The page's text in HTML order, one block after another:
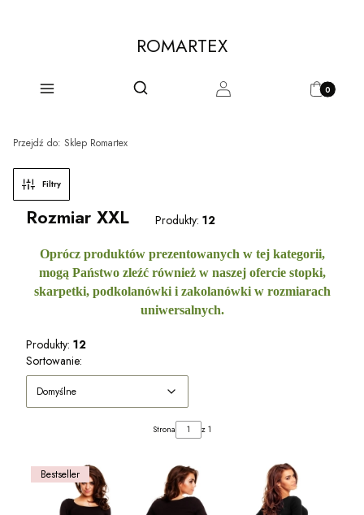
ROMARTEX
Menu Otwórz wyszukiwarkę
Szukaj Zaloguj się Produkty
Koszyk
Przejdź do: Sklep Romartex
Filtry
Rozmiar XXL Produkty: 12
Oprócz produktów prezentowanych w tej kategorii,
mogą Państwo zleźć również w naszej ofercie stopki,
skarpetki, podkolanówki i zakolanówki w rozmiarach
uniwersalnych.
Produkty: 12
Lista produktów
Sortowanie:
Domyślne
Strona z 1
Bestseller